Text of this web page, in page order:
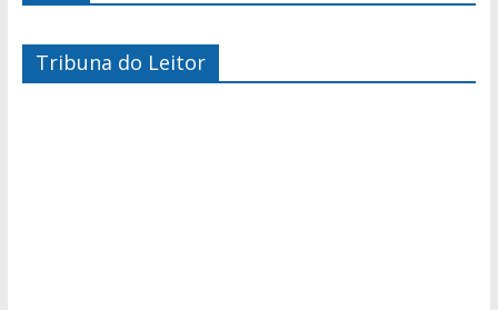
Tribuna do Leitor